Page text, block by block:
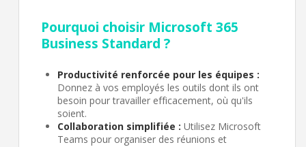
Microsoft 365 Business Standard
111€00HT
Pourquoi choisir Microsoft 365
Business Standard ?
Productivité renforcée pour les équipes :
Donnez à vos employés les outils dont ils ont
besoin pour travailler efficacement, où qu'ils
soient.
Collaboration simplifiée : Utilisez Microsoft
Teams pour organiser des réunions et